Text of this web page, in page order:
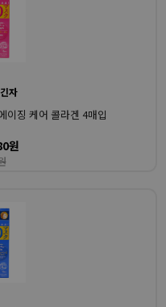
자
이징 케어 콜라겐 4매입
원